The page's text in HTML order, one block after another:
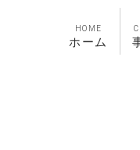
HOME
ホーム